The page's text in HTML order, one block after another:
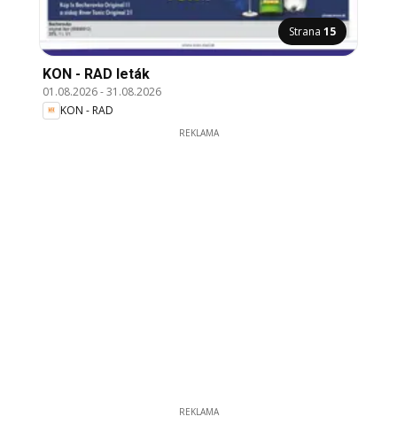
Strana 15
KON - RAD leták
01.08.2026-31.08.2026
KON - RAD
REKLAMA
REKLAMA